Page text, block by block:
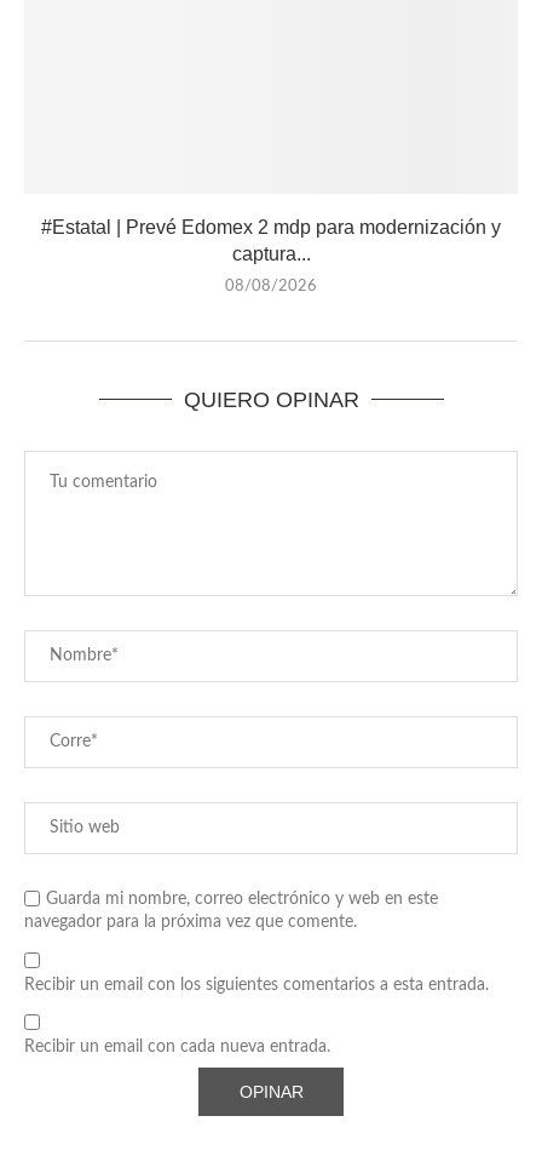
#Estatal | Prevé Edomex 2 mdp para modernización y
captura...
08/08/2026
QUIERO OPINAR
Guarda mi nombre, correo electrónico y web en este
navegador para la próxima vez que comente.
Recibir un email con los siguientes comentarios a esta entrada.
Recibir un email con cada nueva entrada.